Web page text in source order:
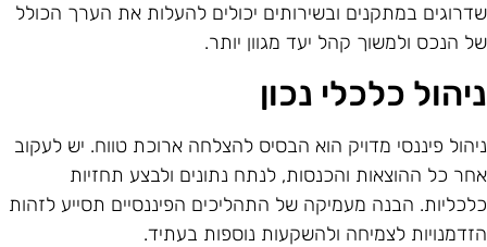
במתקנים ובשירותים יכולים להעלות את הערך הכולל
הנכס ולמשוך קהל יעד מגוון יותר.
כלכלי נכון
פיננסי מדויק הוא הבסיס להצלחה ארוכת טווח. יש לעקוב
כל ההוצאות והכנסות, לנתח נתונים ולבצע תחזיות
הבנה מעמיקה של התהליכים הפיננסיים תסייע לזהות
לצמיחה ולהשקעות נוספות בעתיד.